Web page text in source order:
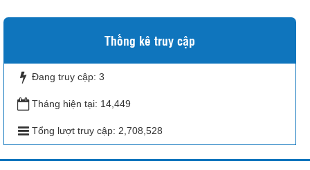
Thống kê truy cập
Đang truy cập: 3
Tháng hiện tại: 14,449
Tổng lượt truy cập: 2,708,528